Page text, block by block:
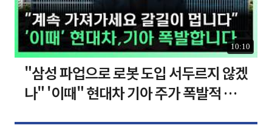
10:10
"삼성 파업으로 로봇 도입 서두르지 않겠
나" '이때" 현대차 기아 주가 폭발적 성